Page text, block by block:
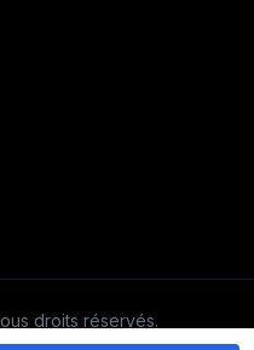
droits réservés.